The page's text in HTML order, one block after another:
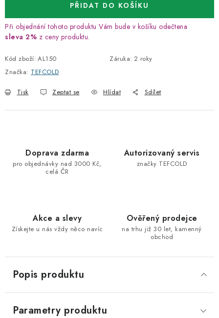
PŘIDAT DO KOŠÍKU
Při objednání tohoto produktu Vám bude v košíku odečtena
sleva 2% z ceny produktu.
Kód zboží: AL150 Záruka: 2 roky
Značka: TEFCOLD
Tisk Zeptat se Hlídat Sdílet
Doprava zdarma
pro objednávky nad 3000 Kč,
celá ČR
Autorizovaný servis
značky TEFCOLD
Akce a slevy
Získejte u nás vždy něco navíc
Ověřený prodejce
na trhu již 30 let, kamenný
obchod
Popis produktu
Parametry produktu